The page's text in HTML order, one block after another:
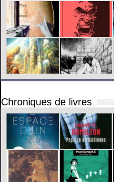
Chroniques de livres